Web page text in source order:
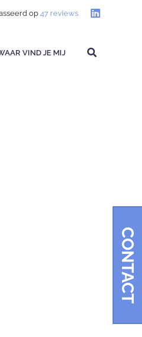
CONTACT
op47 reviews
VIND JE MIJ